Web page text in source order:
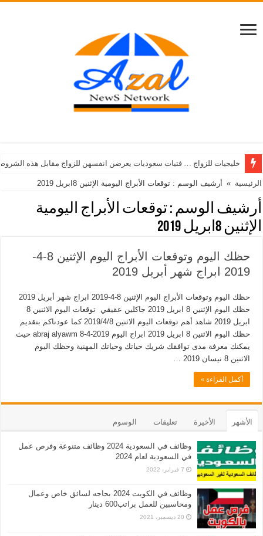
خليجيات للزواج … فتيات سعوديات يعرضن انفسهن للزواج مقابل هذه
الرئيسية » أرشيف الوسم : توقعات الأبراج اليومية الإثنين 8ابريل 2019
أرشيف الوسم :توقعات الأبراج اليومية
الإثنين 8ابريل 2019
حظك اليوم وتوقعات الأبراج اليوم الإثنين 8-4-
2019 ابراج شهر أبريل 2019
حظك اليوم وتوقعات الأبراج اليوم الإثنين 8-4-2019 ابراج شهر أبريل 2019
حظك اليوم الإثنين 8 ابريل 2019 جاكلين عقيقي توقعات اليوم الاثنين 8
ابريل 2019 شاهد أهم توقعات اليوم الاثنين 2019/4/8 كما عودناكم بتقديم
حظك اليوم الاثنين 8 ابريل 2019 ابراج اليوم abraj alyawm 8-4-2019 حيث
يمكنك معرفة مدى توافقك شريك حياتك وحياتك المهنية وحظك اليوم
الاثنين 8 نيسان 2019 …
أكمل القراءة »
الأشهر الأخيرة تعليقات الوسوم
وظائف في السعودية 2024 وظائف متنوعة وفرص عمل
في السعودية لعام 2024
7 فبراير، 2022
وظائف في الكويت 2024 بحاجه لسائق خاص وعمال
ومحاسبين للعمل براتب600 دينار
20 ديسمبر، 2021